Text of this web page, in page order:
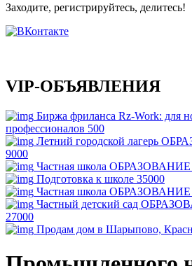
Заходите, регистрируйтесь, делитесь!
VIP-ОБЪЯВЛЕНИЯ
Биржа фриланса Rz-Work: для
профессионалов 500
Летний городской лагерь
9000
Частная школа
Подготовка к школе 35000
Частная школа
Частный детский сад
27000
Продам дом в Шарыпово,